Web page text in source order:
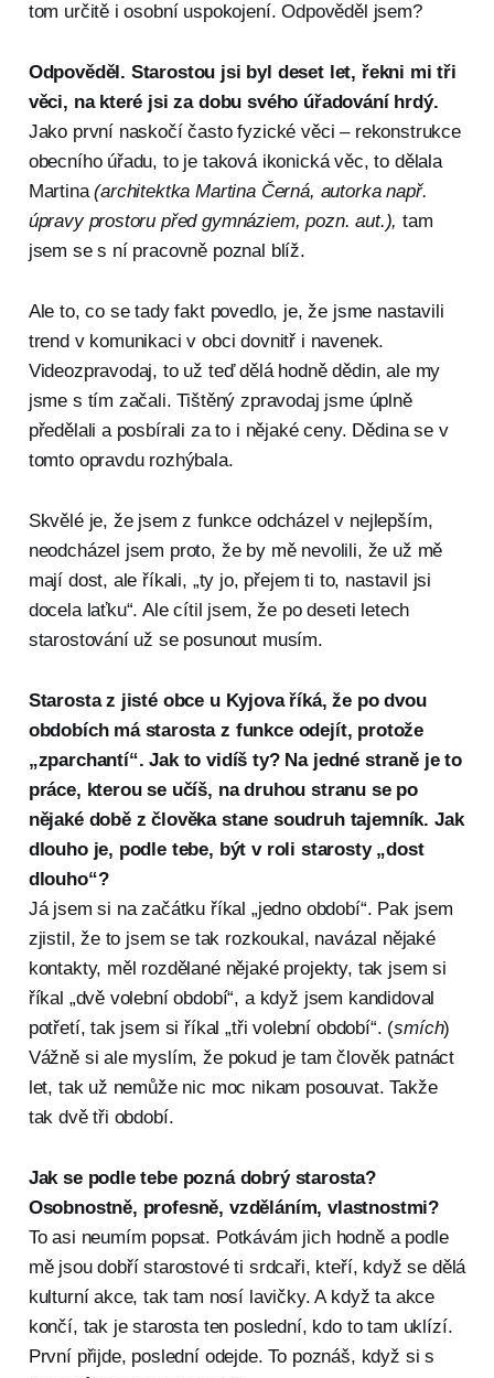
tom určitě i osobní uspokojení. Odpověděl jsem?
Odpověděl. Starostou jsi byl deset let, řekni mi tři
věci, na které jsi za dobu svého úřadování hrdý.
Jako první naskočí často fyzické věci – rekonstrukce
obecního úřadu, to je taková ikonická věc, to dělala
Martina(architektka Martina Černá, autorka např.
úpravy prostoru před gymnáziem, pozn. aut.), tam
jsem se s ní pracovně poznal blíž.
Ale to, co se tady fakt povedlo, je, že jsme nastavili
trend v komunikaci v obci dovnitř i navenek.
Videozpravodaj, to už teď dělá hodně dědin, ale my
jsme s tím začali. Tištěný zpravodaj jsme úplně
předělali a posbírali za to i nějaké ceny. Dědina se v
tomto opravdu rozhýbala.
Skvělé je, že jsem z funkce odcházel v nejlepším,
neodcházel jsem proto, že by mě nevolili, že už mě
mají dost, ale říkali, „ty jo, přejem ti to, nastavil jsi
docela laťku“. Ale cítil jsem, že po deseti letech
starostování už se posunout musím.
Starosta z jisté obce u Kyjova říká, že po dvou
obdobích má starosta z funkce odejít, protože
„zparchantí“. Jak to vidíš ty? Na jedné straně je to
práce, kterou se učíš, na druhou stranu se po
nějaké době z člověka stane soudruh tajemník. Jak
dlouho je, podle tebe, být v roli starosty „dost
dlouho“?
Já jsem si na začátku říkal „jedno období“. Pak jsem
zjistil, že to jsem se tak rozkoukal, navázal nějaké
kontakty, měl rozdělané nějaké projekty, tak jsem si
říkal „dvě volební období“, a když jsem kandidoval
potřetí, tak jsem si říkal „tři volební období“. (smích)
Vážně si ale myslím, že pokud je tam člověk patnáct
let, tak už nemůže nic moc nikam posouvat. Takže
tak dvě tři období.
Jak se podle tebe pozná dobrý starosta?
Osobnostně, profesně, vzděláním, vlastnostmi?
To asi neumím popsat. Potkávám jich hodně a podle
mě jsou dobří starostové ti srdcaři, kteří, když se dělá
kulturní akce, tak tam nosí lavičky. A když ta akce
končí, tak je starosta ten poslední, kdo to tam uklízí.
První přijde, poslední odejde. To poznáš, když si s